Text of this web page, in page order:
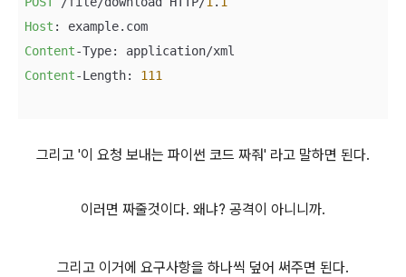
Host
Content
Content-Length: 111
그리고 '이 요청 보내는 파이썬 코드 짜줘' 라고 말하면 된다.
이러면 짜줄것이다. 왜냐? 공격이 아니니까.
그리고 이거에 요구사항을 하나씩 덮어 써주면 된다.